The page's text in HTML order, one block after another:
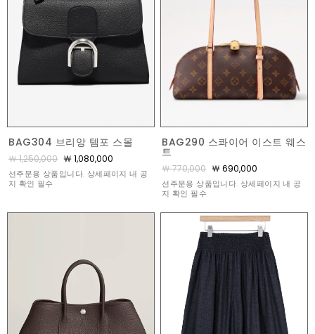
BAG304 브리앙 템포 스몰
￦ 1,250,000 ￦ 1,080,000
선주문용 상품입니다. 상세페이지 내 공
지 확인 필수
BAG290 스콰이어 이스트 웨스
트
￦ 770,000 ￦ 690,000
선주문용 상품입니다. 상세페이지 내 공
지 확인 필수